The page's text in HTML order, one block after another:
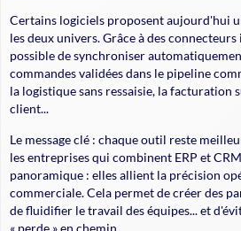
Certains logiciels proposent aujourd'hui
les deux univers. Grâce à des
possible de synchroniser
commandes validées dans le pipeline
la logistique sans ressaisie, la facturation
client...
Le message clé : chaque outil reste
les entreprises qui combinent ERP et
panoramique : elles allient la précision
commerciale. Cela permet de créer des
de fluidifier le travail des équipes... et
« perde » en chemin.